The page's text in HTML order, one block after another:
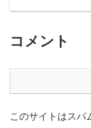
コメント
このサイトはスパ